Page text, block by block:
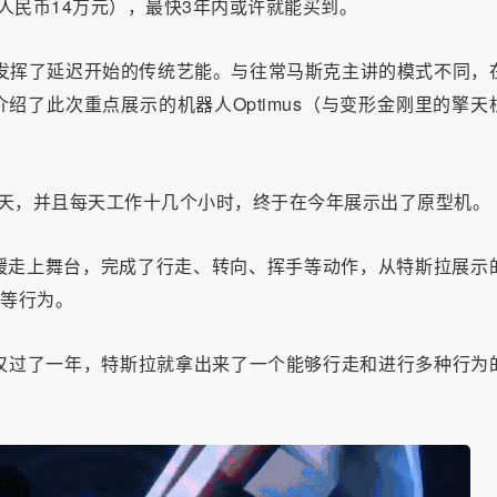
币14万元），最快3年内或许就能买到。
了延迟开始的传统艺能。与往常马斯克主讲的模式不同，
了此次重点展示的机器人Optimus（与变形金刚里的擎天
并且每天工作十几个小时，终于在今年展示出了原型机。
上舞台，完成了行走、转向、挥手等动作，从特斯拉展示
行为。
了一年，特斯拉就拿出来了一个能够行走和进行多种行为